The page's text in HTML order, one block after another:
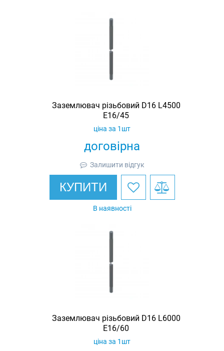
Заземлювач різьбовий D16 L4500
E16/45
договірна
ціна за 1шт
Залишити відгук
КУПИТИ
В наявності
Заземлювач різьбовий D16 L6000
E16/60
ціна за 1шт